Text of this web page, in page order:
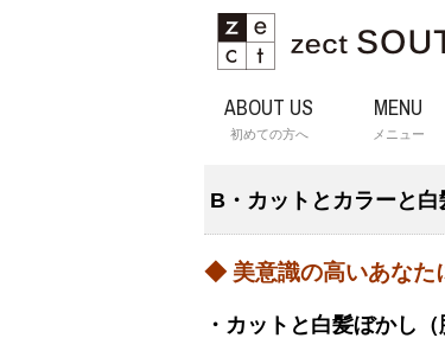
ABOUT US
初めての方へ
MENU
メニュー
B・カットとカラーと白
◆ 美意識の高いあなた
・カットと白髪ぼかし